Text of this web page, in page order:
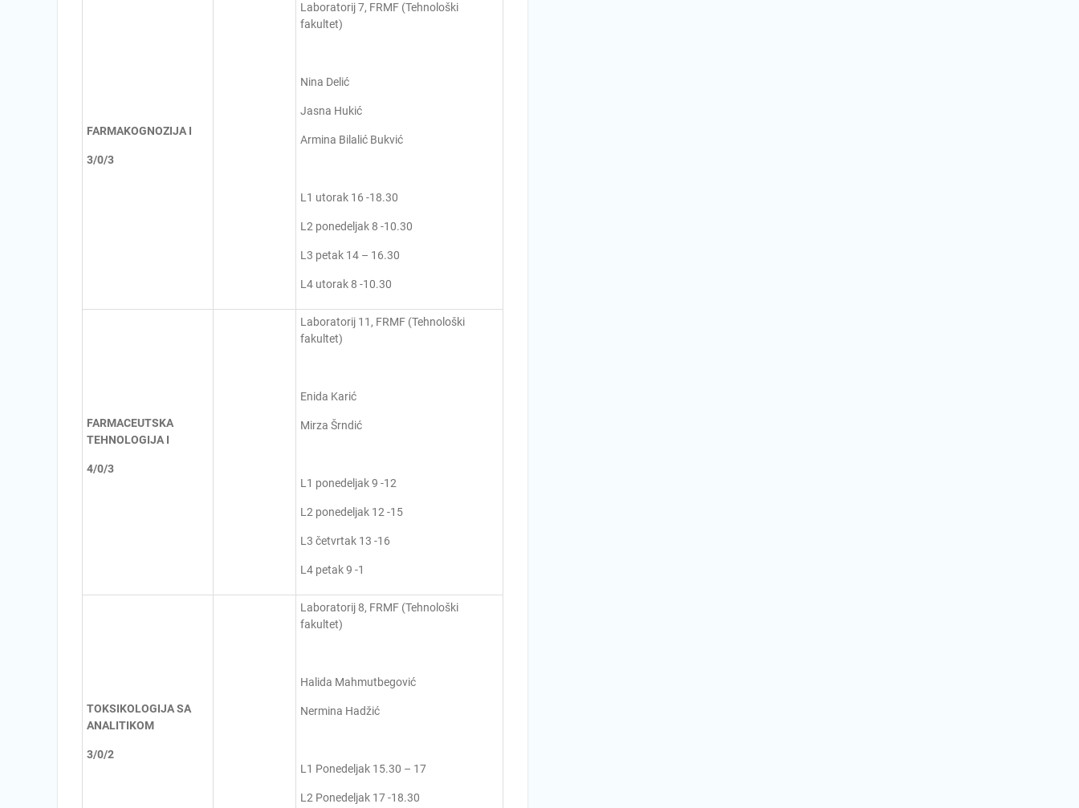
FARMAKOGNOZIJA I
3/0/3
Laboratorij 7, FRMF (Tehnološki
fakultet)
Nina Delić
Jasna Hukić
Armina Bilalić Bukvić
L1 utorak 16 -18.30
L2 ponedeljak 8 -10.30
L3 petak 14 – 16.30
L4 utorak 8 -10.30
FARMACEUTSKA
TEHNOLOGIJA I
4/0/3
Laboratorij 11, FRMF (Tehnološki
fakultet)
Enida Karić
Mirza Šrndić
L1 ponedeljak 9 -12
L2 ponedeljak 12 -15
L3 četvrtak 13 -16
L4 petak 9 -1
TOKSIKOLOGIJA SA
ANALITIKOM
3/0/2
Laboratorij 8, FRMF (Tehnološki
fakultet)
Halida Mahmutbegović
Nermina Hadžić
L1 Ponedeljak 15.30 – 17
L2 Ponedeljak 17 -18.30